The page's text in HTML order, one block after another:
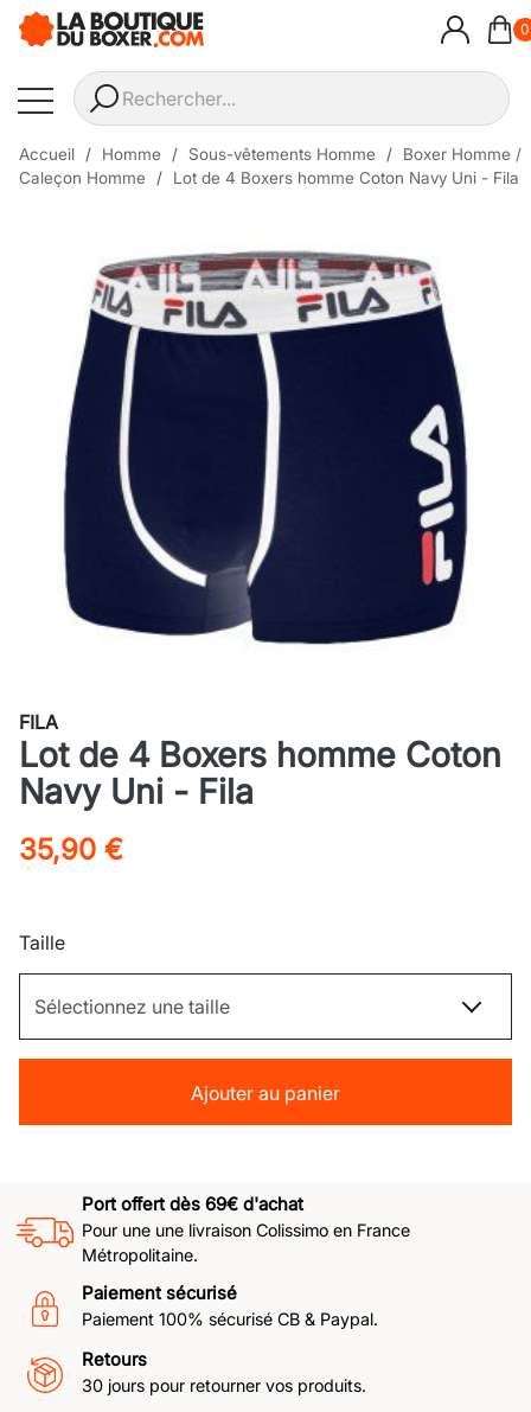
0
Accueil Homme Sous-vêtements Homme
Boxer Homme /
Caleçon Homme
Lot de 4 Boxers homme Coton Navy Uni - Fila
FILA
Lot de 4 Boxers homme Coton
Navy Uni - Fila
35,90 €
Taille
Ajouter au panier
Port offert dès 69€ d'achat
Pour une une livraison Colissimo en France
Métropolitaine.
Paiement sécurisé
Paiement 100% sécurisé CB & Paypal.
Retours
30 jours pour retourner vos produits.